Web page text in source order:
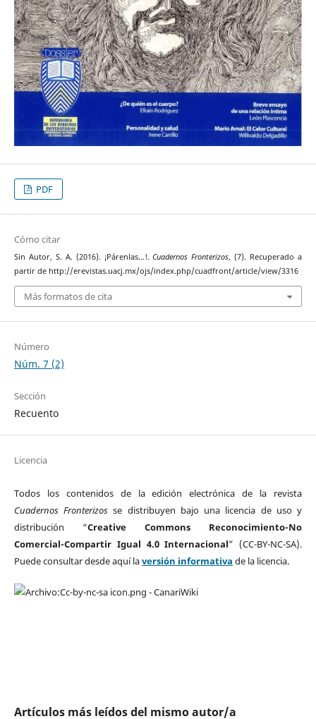
PDF
Cómo citar
Sin Autor, S. A. (2016). ¡Párenlas…!.Cuadernos Fronterizos, (7). Recuperado a
partir de http://erevistas.uacj.mx/ojs/index.php/cuadfront/article/view/3316
Más formatos de cita
Número
Núm. 7 (2)
Sección
Recuento
Licencia
Todos los contenidos de la edición electrónica de la revista
Cuadernos Fronterizos se distribuyen bajo una licencia de uso y
distribución “Creative Commons Reconocimiento-No
Comercial-Compartir Igual 4.0 Internacional” (CC-BY-NC-SA).
Puede consultar desde aquí laversión informativa de la licencia.
Artículos más leídos del mismo autor/a